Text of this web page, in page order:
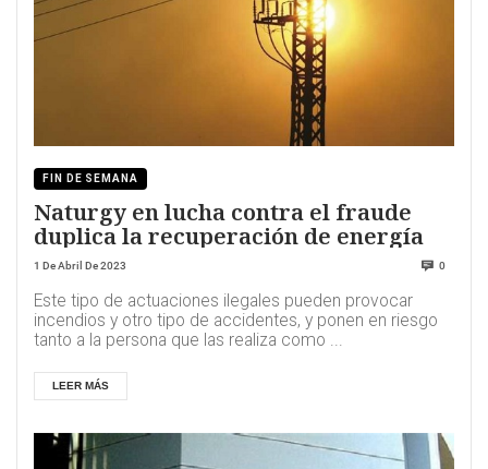
FIN DE SEMANA
Naturgy en lucha contra el fraude
duplica la recuperación de energía
1 De Abril De 2023 0
Este tipo de actuaciones ilegales pueden provocar
incendios y otro tipo de accidentes, y ponen en riesgo
tanto a la persona que las realiza como ...
LEER MÁS